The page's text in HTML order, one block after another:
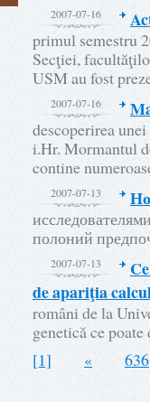
2007-07-16
primul semestru
Secţiei,
USM au fost
2007-07-16
descoperirea
i.Hr. Mormantul
contine
2007-07-13
полоний
2007-07-13
de apariţia
români de la
genetică ce
[1]
« 636